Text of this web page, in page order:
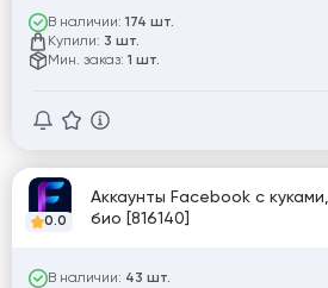
В наличии: 174 шт.
Купили: 3 шт.
Мин. заказ: 1 шт.
0.0
Аккаунты Facebook с
био [816140]
В наличии: 43 шт.